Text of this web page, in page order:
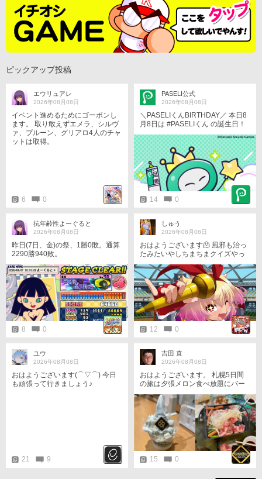
ピックアップ投稿
エウリュアレ
2026年08月08日
イベント進めるためにゴーボンし
ます。 取り敢えずエメラ、シルヴ
ァ、プルーン、グリアロ4人のチャ
ットは取得。
6 0
PASELI公式
2026年08月08日
＼PASELIくんBIRTHDAY／ 本日8
月8日は #PASELIくん の誕生日！
う！ 誕生日を記念して、壁紙を配
布中！ ぜひ、チェックしてみて
ね！ https://p.eagate.573.jp/game/
paseli/paseli-kun/comic/archive/09
7.html #PASELIくんのPaySmartEn
joyLife #パセリくん
14
0
抗年齢性よーぐると
2026年08月08日
昨日(7日、金)の祭、1勝0敗。通算
2290勝940敗。
8 0
しゅう
2026年08月08日
おはようございます🫠 風邪も治っ
たみたいやしちまちまクイズやっ
ていこうと思います。
12 0
ユウ
2026年08月08日
おはようございます(⌒▽⌒) 今日
も頑張って行きましょう♪
21 9
吉田 直
2026年08月08日
おはようございます。 札幌5日間
の旅は夕張メロン食べ放題にバー
ベキュー、すすきの祭りなどを堪
能し締めはよつ葉の白いパフェ！
やっぱり北海道は最高です（＾ν
＾） 今日は麻雀格闘倶楽部の東風
に10:10〜参戦してから若獅子の審
査に行って来ます。 今日からまた
ダイエットもしないと^^;
15
0